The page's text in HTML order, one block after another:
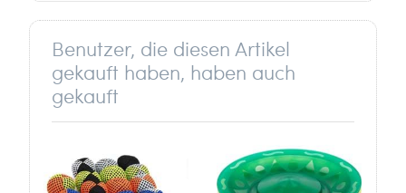
Benutzer, die diesen Artikel
gekauft haben, haben auch
gekauft